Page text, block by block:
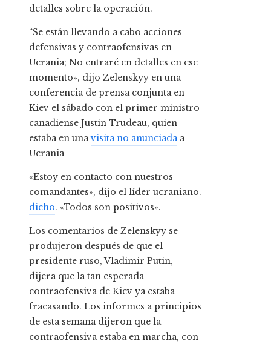
detalles sobre la operación.
“Se están llevando a cabo acciones
defensivas y contraofensivas en
Ucrania; No entraré en detalles en ese
momento», dijo Zelenskyy en una
conferencia de prensa conjunta en
Kiev el sábado con el primer ministro
canadiense Justin Trudeau, quien
estaba en unavisita no anunciadaa
Ucrania
«Estoy en contacto con nuestros
comandantes», dijo el líder ucraniano.
dicho. «Todos son positivos».
Los comentarios de Zelenskyy se
produjeron después de que el
presidente ruso, Vladimir Putin,
dijera que la tan esperada
contraofensiva de Kiev ya estaba
fracasando. Los informes a principios
de esta semana dijeron que la
contraofensiva estaba en marcha, con